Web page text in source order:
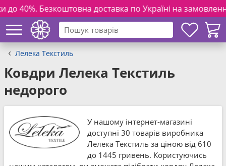
доставка по Україні на замовлення від 3000 грн.
Лелека Текстиль
Ковдри Лелека Текстиль
недорого
У нашому інтернет-магазині
доступні 30 товарів виробника
Лелека Текстиль за ціною від 610
до 1445 гривень. Користуючись